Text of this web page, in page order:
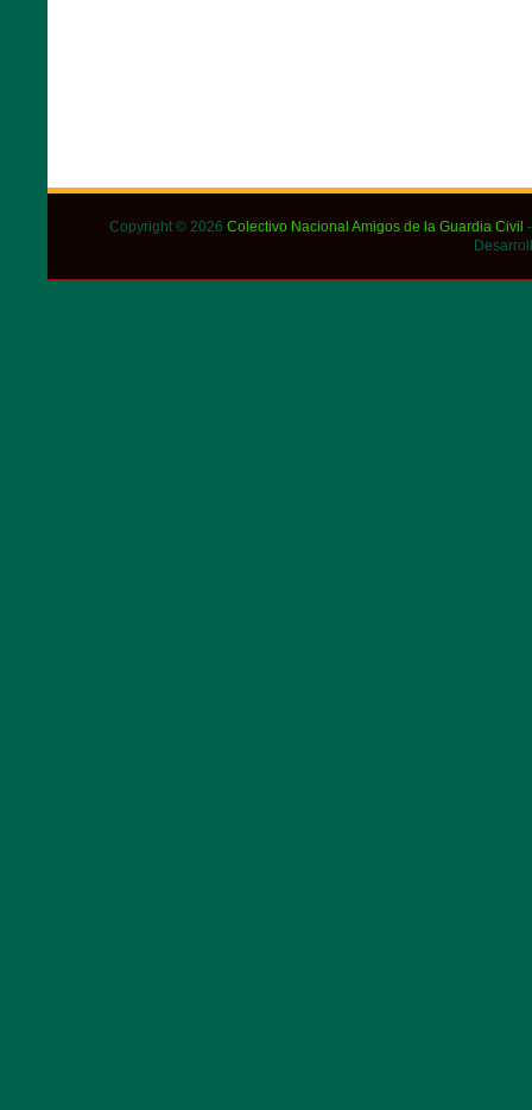
Copyright © 2026 Colectivo Nacional Amigos de la Guardia Civil